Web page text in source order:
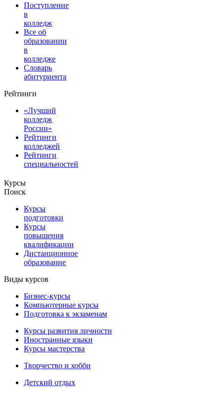
Поступление
в
колледж
Все об
образовании
в
колледже
Словарь
абитуриента
Рейтинги
«Лучший
колледж
России»
Рейтинги
колледжей
Рейтинги
специальностей
Курсы
Поиск
Курсы
подготовки
Курсы
повышения
квалификации
Дистанционное
образование
Виды курсов
Бизнес-курсы
Компьютерные курсы
Подготовка к экзаменам
Курсы развития личности
Иностранные языки
Курсы мастерства
Творчество и хобби
Детский отдых